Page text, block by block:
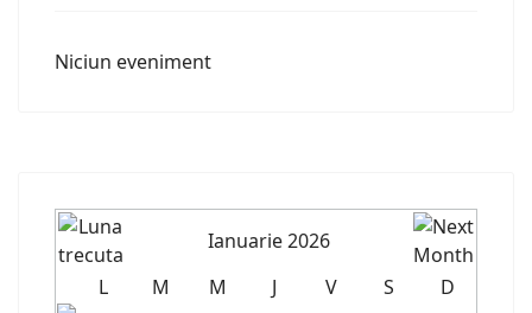
Niciun eveniment
Ianuarie 2026
L
M M J V S D